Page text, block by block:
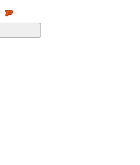
wimp